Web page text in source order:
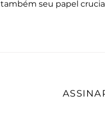
também seu papel